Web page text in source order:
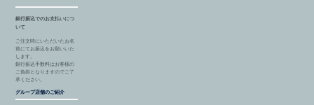
銀行振込でのお支払いにつ
いて
ご注文時にいただいたお名
前にてお振込をお願いいた
します。
銀行振込手数料はお客様の
ご負担となりますのでご了
承ください。
グループ店舗のご紹介